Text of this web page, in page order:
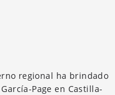
regional ha brindado
Page en Castilla-